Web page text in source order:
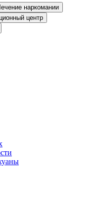
наркомании
центр